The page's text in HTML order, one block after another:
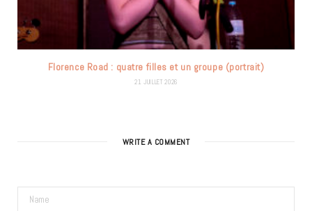
Florence Road : quatre filles et un groupe (portrait)
21 JUILLET 2026
WRITE A COMMENT